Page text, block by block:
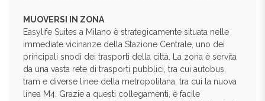
MUOVERSI IN ZONA
Easylife Suites a Milano è strategicamente situata nelle
immediate vicinanze della Stazione Centrale, uno dei
principali snodi dei trasporti della città. La zona è servita
da una vasta rete di trasporti pubblici, tra cui autobus,
tram e diverse linee della metropolitana, tra cui la nuova
linea M4. Grazie a questi collegamenti, è facile